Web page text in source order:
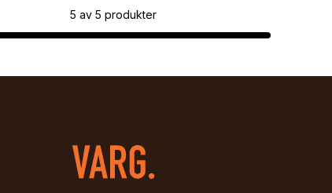
5 av 5 produkter